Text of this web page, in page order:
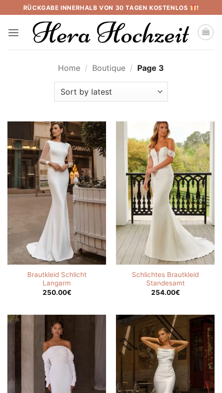
to
content
RÜCKGABE INNERHALB VON 30 TAGEN KOSTENLOS !
Home / Boutique / Page 3
Brautkleid Schlicht
Langarm
250.00€
Schlichtes Brautkleid
Standesamt
254.00€